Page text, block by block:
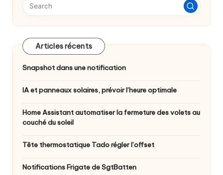
Articles récents
Snapshot dans une notification
IA et panneaux solaires, prévoir l’heure optimale
Home Assistant automatiser la fermeture des volets au
couché du soleil
Tête thermostatique Tado régler l’offset
Notifications Frigate de SgtBatten